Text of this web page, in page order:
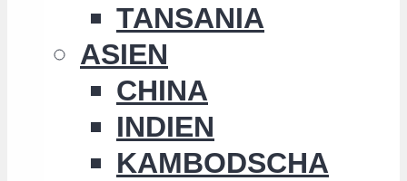
TANSANIA
ASIEN
CHINA
INDIEN
KAMBODSCHA